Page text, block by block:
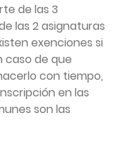
de las 3
las 2 asignaturas
exenciones si
caso de que
con tiempo,
en las
son las